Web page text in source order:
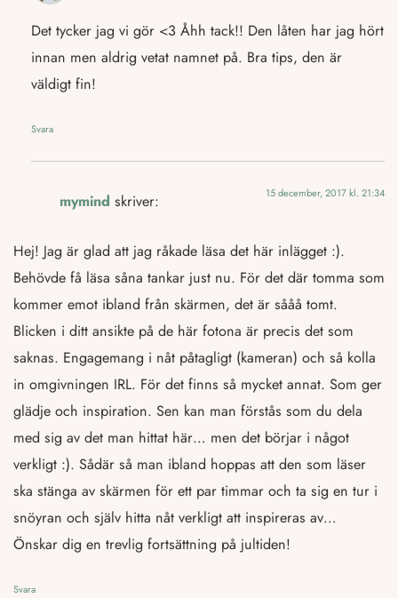
Det tycker jag vi gör <3 Åhh tack!! Den låten har jag hört
innan men aldrig vetat namnet på. Bra tips, den är
väldigt fin!
Svara
mymind skriver: 15 december, 2017 kl. 21:34
Hej! Jag är glad att jag råkade läsa det här inlägget :).
Behövde få läsa såna tankar just nu. För det där tomma som
kommer emot ibland från skärmen, det är sååå tomt.
Blicken i ditt ansikte på de här fotona är precis det som
saknas. Engagemang i nåt påtagligt (kameran) och så kolla
in omgivningen IRL. För det finns så mycket annat. Som ger
glädje och inspiration. Sen kan man förstås som du dela
med sig av det man hittat här… men det börjar i något
verkligt :). Sådär så man ibland hoppas att den som läser
ska stänga av skärmen för ett par timmar och ta sig en tur i
snöyran och själv hitta nåt verkligt att inspireras av…
Önskar dig en trevlig fortsättning på jultiden!
Svara